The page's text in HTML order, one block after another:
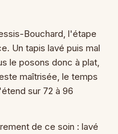
Bouchard, l'étape
Un tapis lavé puis mal
le posons donc à plat,
maîtrisée, le temps
sur 72 à 96
de ce soin : lavé